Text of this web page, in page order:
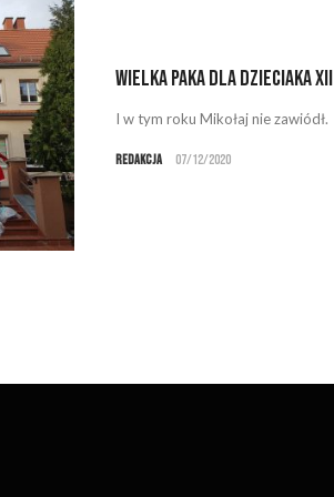
Wielka Paka dla Dzieciaka XII
I w tym roku Mikołaj nie zawiódł.
Redakcja 07/12/2020